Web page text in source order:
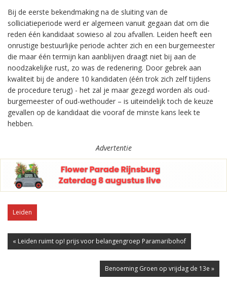
Bij de eerste bekendmaking na de sluiting van de
solliciatieperiode werd er algemeen vanuit gegaan dat om die
reden één kandidaat sowieso al zou afvallen. Leiden heeft een
onrustige bestuurlijke periode achter zich en een burgemeester
die maar één termijn kan aanblijven draagt niet bij aan de
noodzakelijke rust, zo was de redenering. Door gebrek aan
kwaliteit bij de andere 10 kandidaten (één trok zich zelf tijdens
de procedure terug) - het zal je maar gezegd worden als oud-
burgemeester of oud-wethouder – is uiteindelijk toch de keuze
gevallen op de kandidaat die vooraf de minste kans leek te
hebben.
Advertentie
Leiden
« Leiden ruimt op! prijs voor belangengroep Paramaribohof
Benoeming Groen op vrijdag de 13e »